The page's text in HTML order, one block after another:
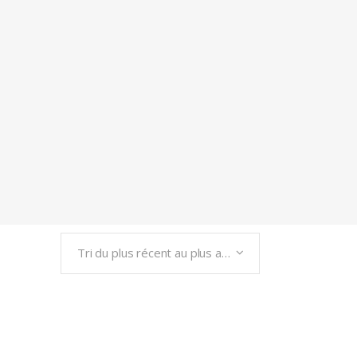
Tri du plus récent au plus ancien